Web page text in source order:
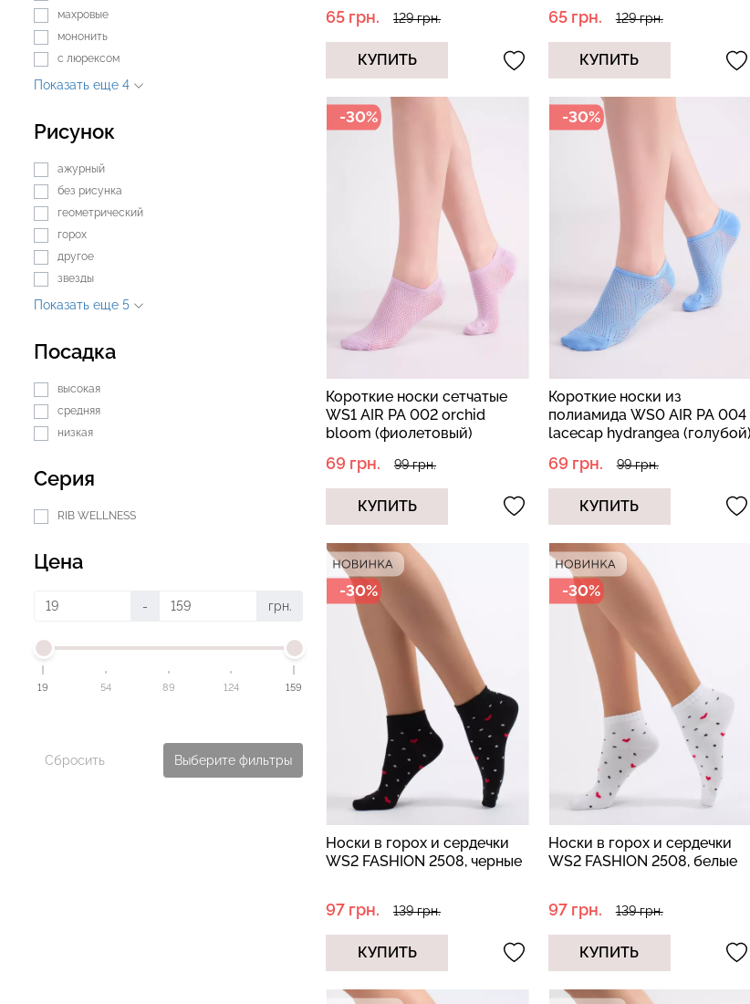
махровые
мононить
с люрексом
Показать еще 4
Рисунок
ажурный
без рисунка
геометрический
горох
другое
звезды
Показать еще 5
Посадка
высокая
средняя
низкая
Серия
RIB WELLNESS
Цена
- грн.
19 54 89 124 159
Сбросить Выберите фильтры
65 грн. 129 грн.
КУПИТЬ
65 грн. 129 грн.
КУПИТЬ
-30%
Короткие носки сетчатые
WS1 AIR PA 002 orchid
bloom (фиолетовый)
69 грн. 99 грн.
КУПИТЬ
-30%
Короткие носки из
полиамида WS0 AIR PA 004
lacecap hydrangea (голубой)
69 грн. 99 грн.
КУПИТЬ
-30%
Носки в горох и сердечки
WS2 FASHION 2508, черные
97 грн. 139 грн.
КУПИТЬ
-30%
Носки в горох и сердечки
WS2 FASHION 2508, белые
97 грн. 139 грн.
КУПИТЬ